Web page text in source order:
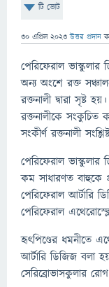
টি ভোট
30 এপ্রিল 2023 উত্তর প্রদান
পেরিফেরাল ভাস্কুলার
অন্য অংশে রক্ত
রক্তনালী দ্বারা সৃষ্ট
রক্তনালীকে সংকুচিত
সংকীর্ণ রক্তনালী
পেরিফেরাল
কম সাধারণত বাহুকে
পেরিফেরাল আর্টারি
পেরিফেরাল
হৃৎপিণ্ডের ধমনীতে
আর্টারি ডিজিজ বলা
সেরিব্রোভাসকুলার